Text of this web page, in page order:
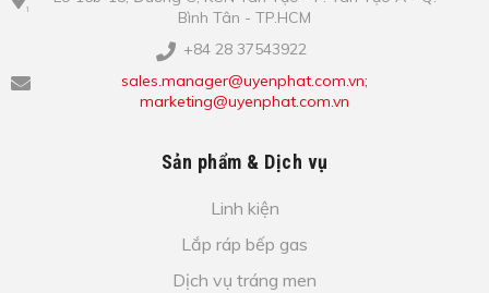
Bình​ Tâ​n - TP.HCM
+84 28 37543922
sales.manager@uyenphat.com.vn;
marketing@uyenphat.com.vn
Sản phẩm & Dịch vụ
Linh kiện
Lắp ráp bếp gas
Dịch vụ tráng men